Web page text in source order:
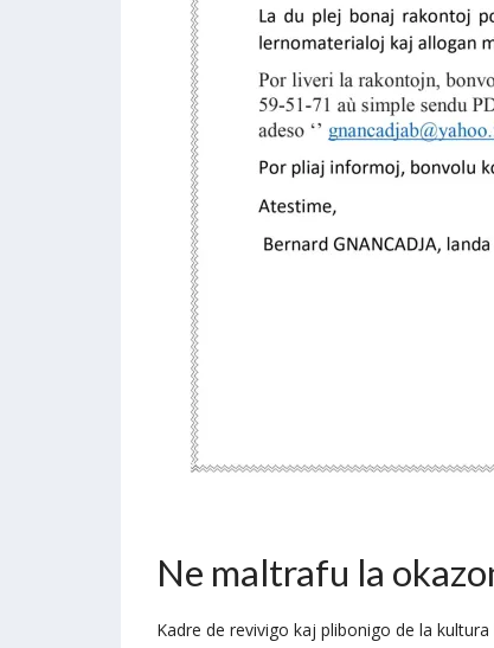
Ne maltrafu la
Kadre de revivigo kaj plibonigo de la